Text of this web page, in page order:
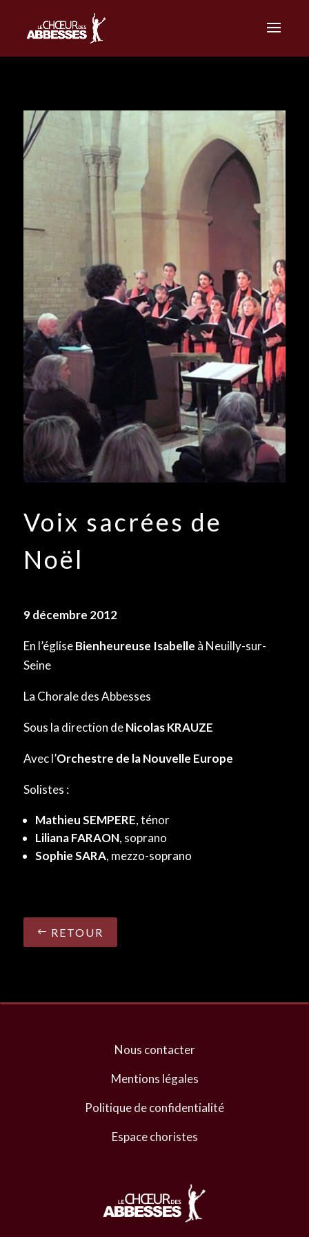
Voix sacrées de
Noël
9 décembre 2012
En l’égliseBienheureuse Isabelle à Neuilly-sur-
Seine
La Chorale des Abbesses
Sous la direction deNicolas KRAUZE
Avec l’Orchestre de la Nouvelle Europe
Solistes :
Mathieu SEMPERE, ténor
Liliana FARAON, soprano
Sophie SARA, mezzo-soprano
RETOUR
Nous contacter
Mentions légales
Politique de confidentialité
Espace choristes